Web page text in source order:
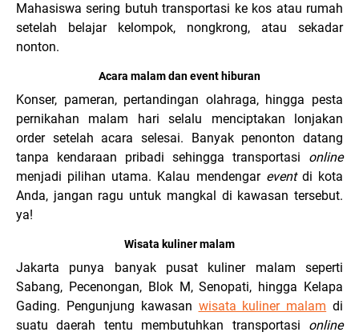
Mahasiswa sering butuh transportasi ke kos atau rumah
setelah belajar kelompok, nongkrong, atau sekadar
nonton.
Acara malam dan event hiburan
Konser, pameran, pertandingan olahraga, hingga pesta
pernikahan malam hari selalu menciptakan lonjakan
order setelah acara selesai. Banyak penonton datang
tanpa kendaraan pribadi sehingga transportasi online
menjadi pilihan utama. Kalau mendengar event di kota
Anda, jangan ragu untuk mangkal di kawasan tersebut.
ya!
Wisata kuliner malam
Jakarta punya banyak pusat kuliner malam seperti
Sabang, Pecenongan, Blok M, Senopati, hingga Kelapa
Gading. Pengunjung kawasan wisata kuliner malam di
suatu daerah tentu membutuhkan transportasi online